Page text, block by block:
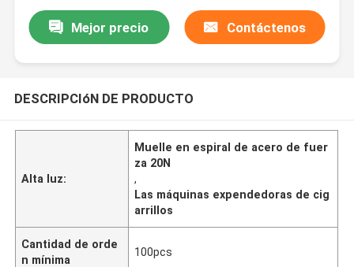
Mejor precio Contáctenos
DESCRIPCIóN DE PRODUCTO
Alta luz:
Muelle en espiral de acero de fuer
za 20N
,
Las máquinas expendedoras de cig
arrillos
Cantidad de orde
n mínima
100pcs